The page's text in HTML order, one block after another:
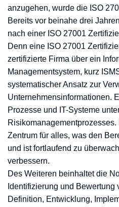
anzugehen, wurde die ISO
Bereits vor beinahe drei
nach einer ISO 27001
Denn eine ISO 27001
zertifizierte Firma über ein
Managementsystem, kurz
systematischer Ansatz zur
Unternehmensinformationen.
Prozesse und IT-Systeme
Zentrum für alles, was den
und ist fortlaufend zu
verbessern.
Des Weiteren beinhaltet die
Identifizierung und
Definition, Entwicklung,